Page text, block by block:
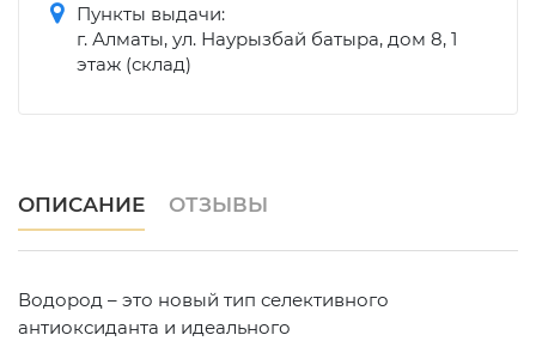
Пункты выдачи:
г. Алматы, ул. Наурызбай батыра, дом 8, 1
этаж (склад)
ОПИСАНИЕ ОТЗЫВЫ
Водород – это новый тип селективного
антиоксиданта и идеального